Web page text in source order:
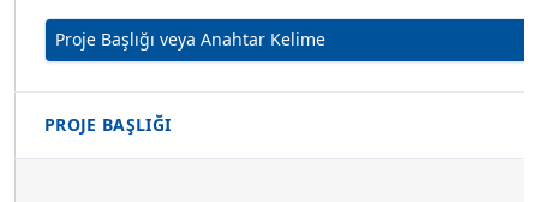
PROJE BAŞLIĞI